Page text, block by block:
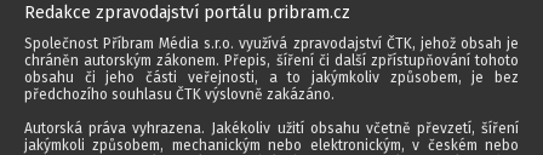
Redakce zpravodajství portálu pribram.cz
Společnost Příbram Média s.r.o. využívá zpravodajství ČTK, jehož obsah je
chráněn autorským zákonem. Přepis, šíření či další zpřístupňování tohoto
obsahu či jeho části veřejnosti, a to jakýmkoliv způsobem, je bez
předchozího souhlasu ČTK výslovně zakázáno.
Autorská práva vyhrazena. Jakékoliv užití obsahu včetně převzetí, šíření
jakýmkoli způsobem, mechanickým nebo elektronickým, v českém nebo